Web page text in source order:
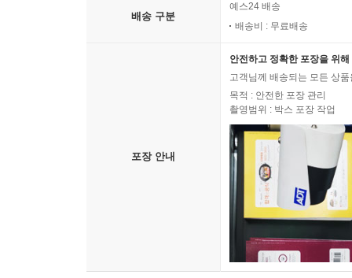
배송 구분
예스24 배송
배송비 : 무료배송
포장 안내
안전하고 정확한 포장을 위
고객님께 배송되는 모든 상
목적 : 안전한 포장 관리
촬영범위 : 박스 포장 작업